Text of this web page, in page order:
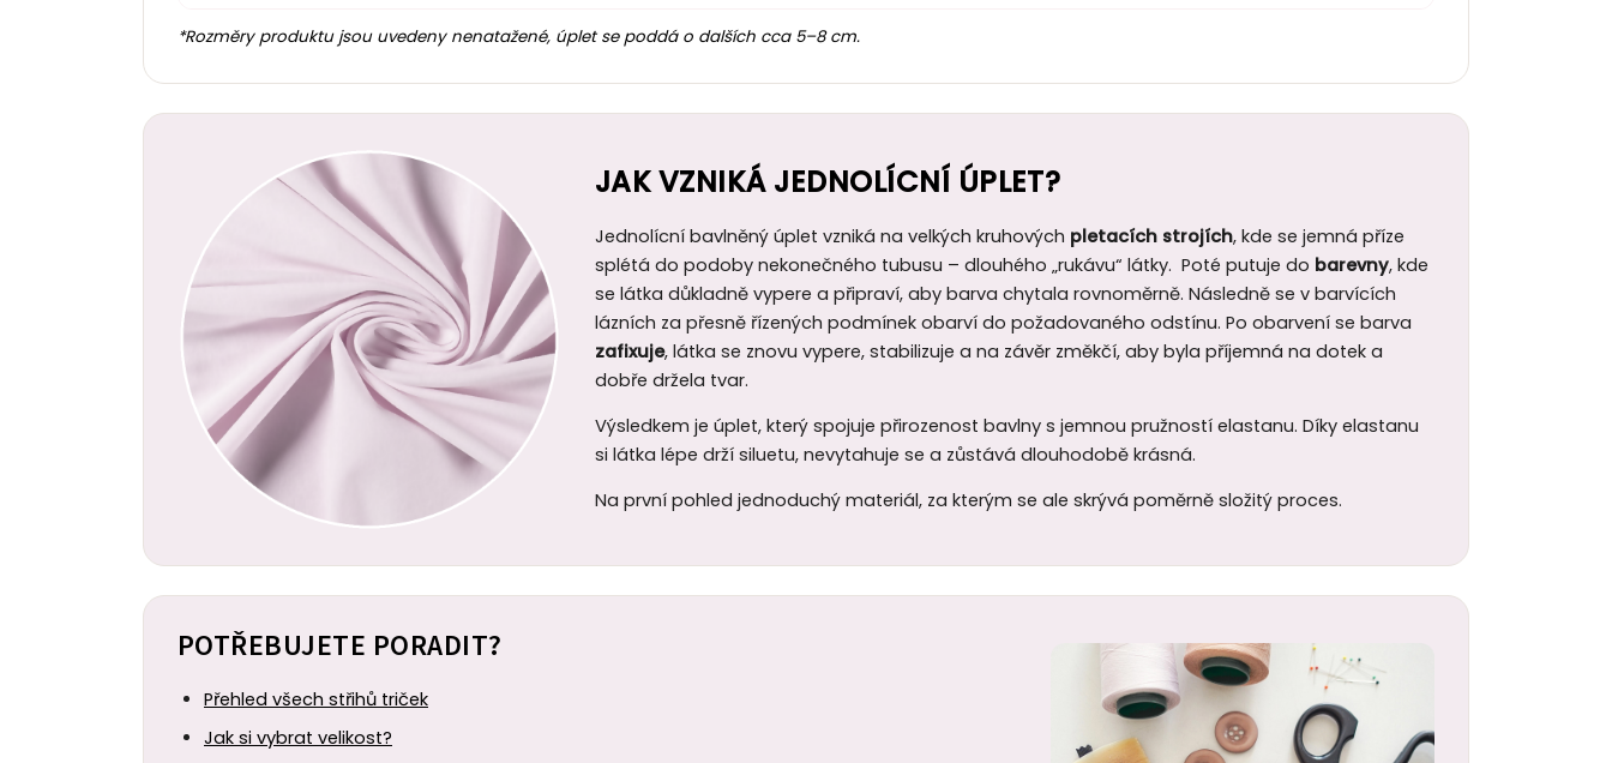
*Rozměry produktu jsou uvedeny nenatažené, úplet se poddá o dalších cca 5–8 cm.
JAK VZNIKÁ JEDNOLÍCNÍ ÚPLET?
Jednolícní bavlněný úplet vzniká na velkých kruhových pletacích strojích, kde se jemná příze
splétá do podoby nekonečného tubusu – dlouhého „rukávu“ látky. Poté putuje do barevny, kde
se látka důkladně vypere a připraví, aby barva chytala rovnoměrně. Následně se v barvících
lázních za přesně řízených podmínek obarví do požadovaného odstínu. Po obarvení se barva
zafixuje, látka se znovu vypere, stabilizuje a na závěr změkčí, aby byla příjemná na dotek a
dobře držela tvar.
Výsledkem je úplet, který spojuje přirozenost bavlny s jemnou pružností elastanu. Díky elastanu
si látka lépe drží siluetu, nevytahuje se a zůstává dlouhodobě krásná.
Na první pohled jednoduchý materiál, za kterým se ale skrývá poměrně složitý proces.
POTŘEBUJETE PORADIT?
Přehled všech střihů triček
Jak si vybrat velikost?